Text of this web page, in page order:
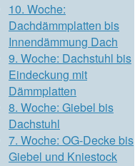
10. Woche:
Dachdämmplatten bis
Innendämmung Dach
9. Woche: Dachstuhl bis
Eindeckung mit
Dämmplatten
8. Woche: Giebel bis
Dachstuhl
7. Woche: OG-Decke bis
Giebel und Kniestock